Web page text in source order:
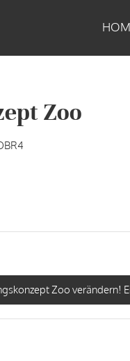
Zoo
Zoo verändern!